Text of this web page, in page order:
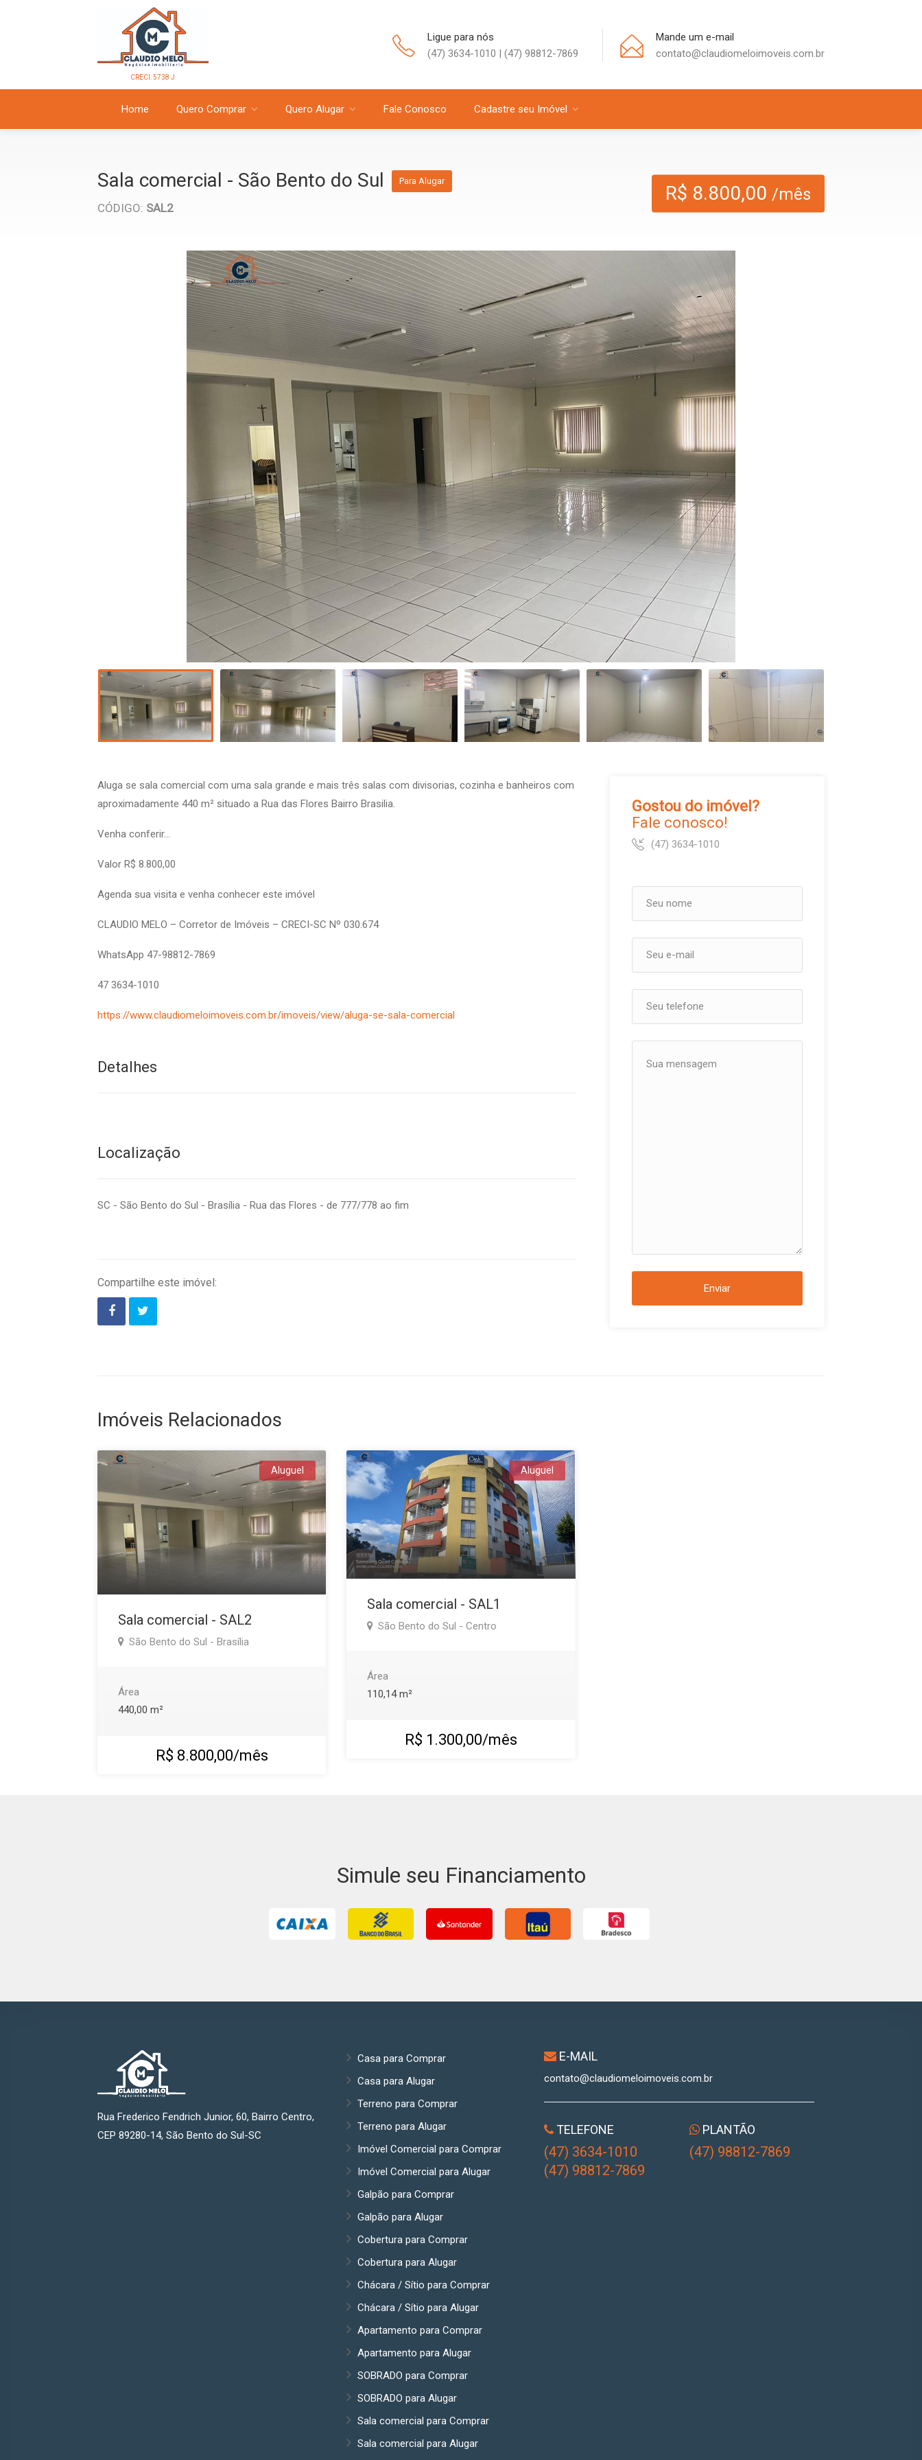
CRECI: 5738 J
Ligue para nós
(47) 3634-1010 | (47) 98812-7869
Mande um e-mail
contato@claudiomeloimoveis.com.br
Home Quero Comprar Quero Alugar Fale Conosco Cadastre seu Imóvel
Sala comercial - São Bento do Sul Para Alugar
CÓDIGO: SAL2
R$ 8.800,00 /mês
Aluga se sala comercial com uma sala grande e mais três salas com divisorias, cozinha e banheiros com
aproximadamente 440 m² situado a Rua das Flores Bairro Brasilia.
Venha conferir...
Valor R$ 8.800,00
Agenda sua visita e venha conhecer este imóvel
CLAUDIO MELO – Corretor de Imóveis – CRECI-SC Nº 030.674
WhatsApp 47-98812-7869
47 3634-1010
https://www.claudiomeloimoveis.com.br/imoveis/view/aluga-se-sala-comercial
Detalhes
Localização
SC - São Bento do Sul - Brasília - Rua das Flores - de 777/778 ao fim
Compartilhe este imóvel:
Gostou do imóvel?
Fale conosco!
(47) 3634-1010
Enviar
Imóveis Relacionados
Aluguel
Sala comercial - SAL2
São Bento do Sul - Brasília
Área
440,00 m²
R$ 8.800,00/mês
Aluguel
Sala comercial - SAL1
São Bento do Sul - Centro
Área
110,14 m²
R$ 1.300,00/mês
Simule seu Financiamento
Rua Frederico Fendrich Junior, 60, Bairro Centro,
CEP 89280-14, São Bento do Sul-SC
Casa para Comprar
Casa para Alugar
Terreno para Comprar
Terreno para Alugar
Imóvel Comercial para Comprar
Imóvel Comercial para Alugar
Galpão para Comprar
Galpão para Alugar
Cobertura para Comprar
Cobertura para Alugar
Chácara / Sítio para Comprar
Chácara / Sítio para Alugar
Apartamento para Comprar
Apartamento para Alugar
SOBRADO para Comprar
SOBRADO para Alugar
Sala comercial para Comprar
Sala comercial para Alugar
E-MAIL
contato@claudiomeloimoveis.com.br
TELEFONE
(47) 3634-1010
(47) 98812-7869
PLANTÃO
(47) 98812-7869